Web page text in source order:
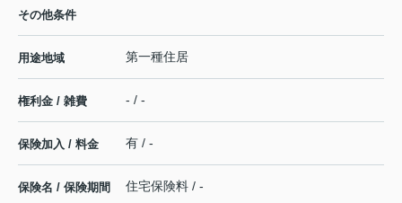
その他条件
用途地域 第一種住居
権利金 / 雑費 - / -
保険加入 / 料金 有 / -
保険名 / 保険期間 住宅保険料 / -